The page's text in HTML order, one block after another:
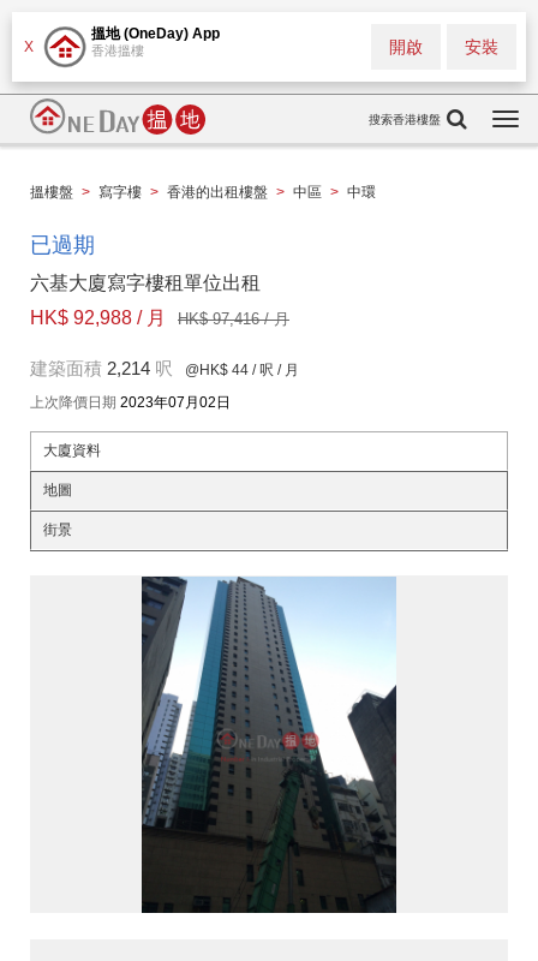
X
搵地 (OneDay) App
香港搵樓 安裝
開啟
搜索香港樓盤
搵樓盤 > 寫字樓 > 香港的出租樓盤 > 中區 > 中環
已過期
六基大廈寫字樓租單位出租
HK$ 92,988 / 月
HK$ 97,416 / 月
建築面積 2,214 呎 @HK$ 44 / 呎 / 月
上次降價日期 2023年07月02日
大廈資料
地圖
街景